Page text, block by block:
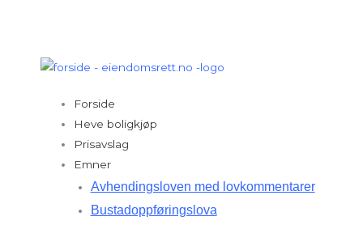
innholdet
Forside
Heve boligkjøp
Prisavslag
Emner
Avhendingsloven med lovkommentarer
Bustadoppføringslova